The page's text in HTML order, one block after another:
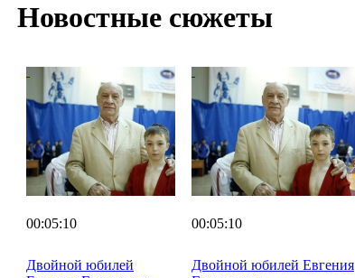
Новостные сюжеты
00:05:10
Двойной юбилей
00:05:10
Двойной юбилей Евгения